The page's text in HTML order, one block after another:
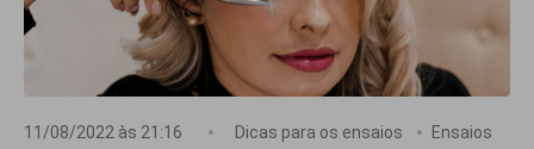
11/08/2022 às 21:16 Dicas para os ensaios Ensaios